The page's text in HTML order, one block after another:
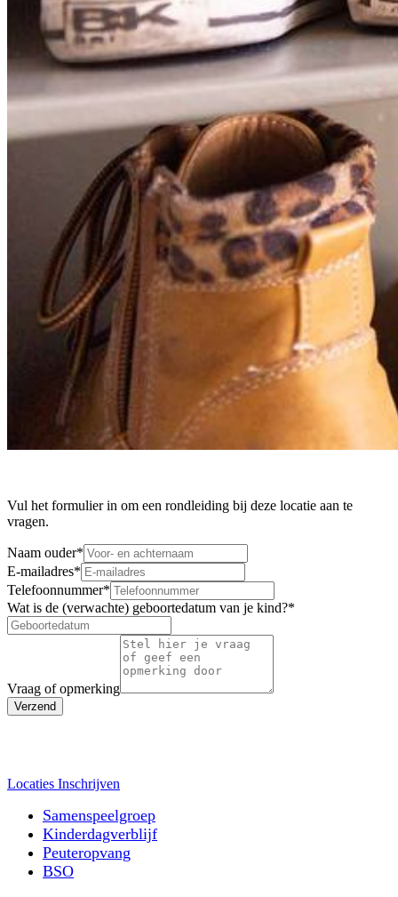
Vul het formulier in om een rondleiding bij deze locatie aan te
vragen.
Naam ouder*
E-mailadres*
Telefoonnummer*
Wat is de (verwachte) geboortedatum van je kind?*
Vraag of opmerking
Verzend
Locaties Inschrijven
Samenspeelgroep
Kinderdagverblijf
Peuteropvang
BSO